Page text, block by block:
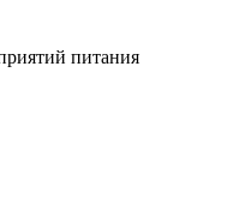
питания